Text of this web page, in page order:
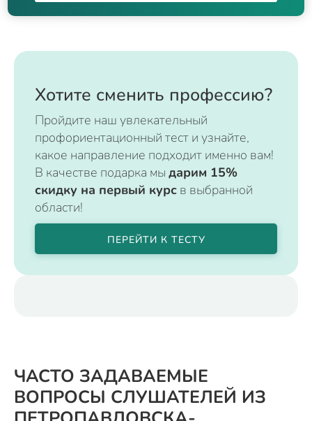
Хотите сменить профессию?
Пройдите наш увлекательный
профориентационный тест и узнайте,
какое направление подходит именно вам!
В качестве подарка мы дарим 15%
скидку на первый курс в выбранной
области!
ПЕРЕЙТИ К ТЕСТУ
ЧАСТО ЗАДАВАЕМЫЕ
ВОПРОСЫ СЛУШАТЕЛЕЙ ИЗ